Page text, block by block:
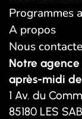
Programmes
A propos
Nous
Notre
après-midi de
1 Av. du
85180 LES